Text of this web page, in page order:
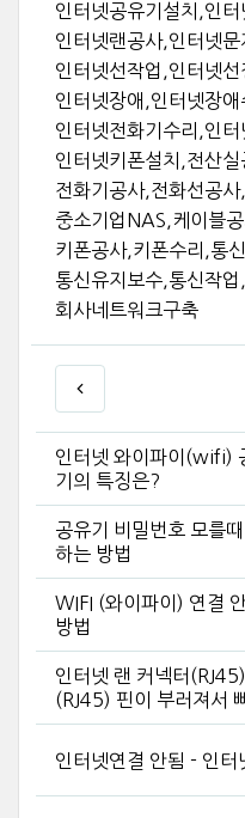
인터넷공유기설치,인터
인터넷랜공사,인터넷
인터넷선작업,인터넷
인터넷장애,인터넷장
인터넷전화기수리,인터
인터넷키폰설치,전산
전화기공사,전화선공
중소기업NAS,케이블
키폰공사,키폰수리,통
통신유지보수,통신작업
회사네트워크구축
인터넷 와이파이(wifi)
기의 특징은?
공유기 비밀번호 모를
하는 방법
WIFI (와이파이) 연결
방법
인터넷 랜 커넥터
(RJ45) 핀이 부러져서
인터넷연결 안됨 - 인터